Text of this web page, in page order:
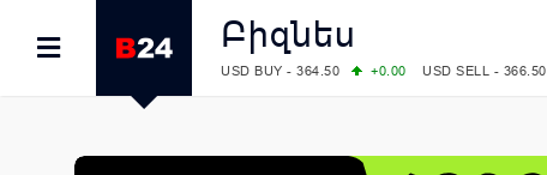
Բիզնես
USD BUY - 364.50 +0.00 USD SELL - 366.50
COMEX: PLATINUM - 1749.90